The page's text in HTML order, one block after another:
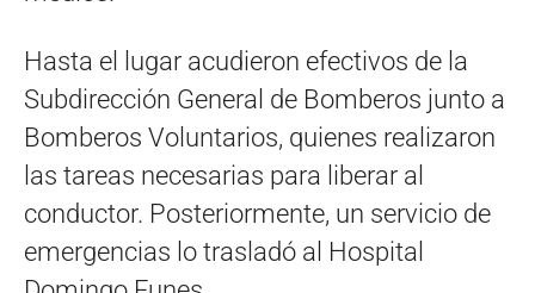
Hasta el lugar acudieron efectivos de la
Subdirección General de Bomberos junto a
Bomberos Voluntarios, quienes realizaron
las tareas necesarias para liberar al
conductor. Posteriormente, un servicio de
emergencias lo trasladó al Hospital